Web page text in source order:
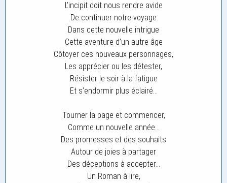
L’incipit doit nous rendre avide
De continuer notre voyage
Dans cette nouvelle intrigue
Cette aventure d’un autre âge
Côtoyer ces nouveaux personnages,
Les apprécier ou les détester,
Résister le soir à la fatigue
Et s’endormir plus éclairé…
Tourner la page et commencer,
Comme un nouvelle année…
Des promesses et des souhaits
Autour de joies à partager
Des déceptions à accepter…
Un Roman à lire,